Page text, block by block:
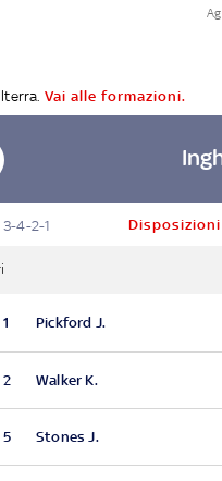
Vai alle formazioni.
3-4-2-1 Disposizioni
1 Pickford J.
2 Walker K.
5 Stones J.